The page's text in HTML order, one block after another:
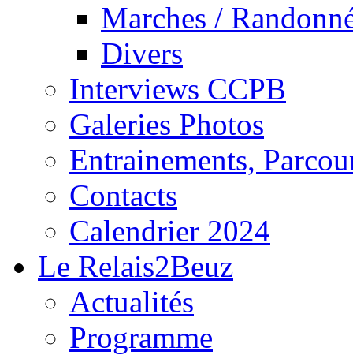
Marches /
Divers
Interviews CCPB
Galeries Photos
Entrainements,
Contacts
Calendrier 2024
Le Relais2Beuz
Actualités
Programme